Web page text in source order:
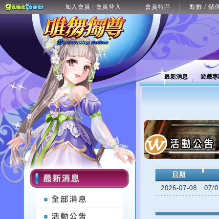
加入會員 | 會員登入 會員特區 點數 / 儲
最新消息 遊戲
日期
2026-07-08
07/